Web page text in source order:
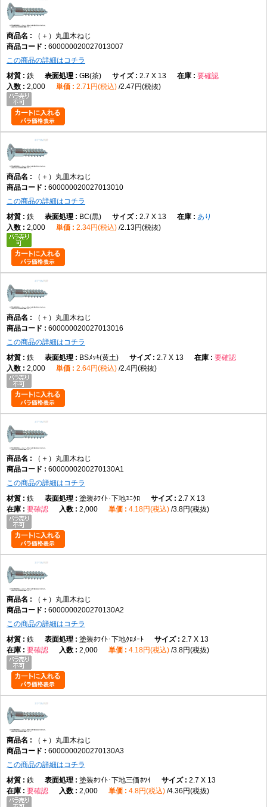
（＋）丸皿木ねじ
600000020027013007
この商品の詳細はコチラ
鉄
GB(茶) 2.7 X 13
要確認
2,000
2.71円(税込) 2.47円(税抜)
（＋）丸皿木ねじ
600000020027013010
この商品の詳細はコチラ
鉄
BC(黒) 2.7 X 13
あり
2,000
2.34円(税込) 2.13円(税抜)
（＋）丸皿木ねじ
600000020027013016
この商品の詳細はコチラ
鉄
BSﾒｯｷ(黄土) 2.7 X 13
要確認
2,000
2.64円(税込) 2.4円(税抜)
（＋）丸皿木ねじ
6000000200270130A1
この商品の詳細はコチラ
鉄
塗装ﾎﾜｲﾄ･下地ﾕﾆｸﾛ
2.7 X 13
要確認
2,000 4.18円(税込) 3.8円(税抜)
（＋）丸皿木ねじ
6000000200270130A2
この商品の詳細はコチラ
鉄
塗装ﾎﾜｲﾄ･下地ｸﾛﾒｰﾄ
2.7 X 13
要確認
2,000 4.18円(税込) 3.8円(税抜)
（＋）丸皿木ねじ
6000000200270130A3
この商品の詳細はコチラ
鉄
塗装ﾎﾜｲﾄ･下地三価ﾎﾜｲ
2.7 X 13
要確認
2,000 4.8円(税込) 4.36円(税抜)